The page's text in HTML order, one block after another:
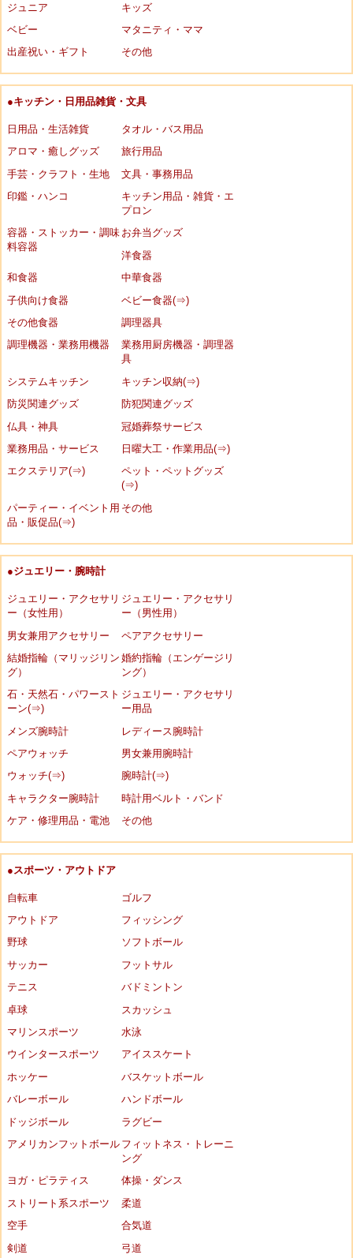
ジュニア
キッズ
ベビー
マタニティ・ママ
出産祝い・ギフト
その他
●キッチン・日用品雑貨・文具
日用品・生活雑貨
タオル・バス用品
アロマ・癒しグッズ
旅行用品
手芸・クラフト・生地
文具・事務用品
印鑑・ハンコ
キッチン用品・雑貨・エ
プロン
容器・ストッカー・調味
料容器
お弁当グッズ
洋食器
和食器
中華食器
子供向け食器
ベビー食器(⇒)
その他食器
調理器具
調理機器・業務用機器
業務用厨房機器・調理器
具
システムキッチン
キッチン収納(⇒)
防災関連グッズ
防犯関連グッズ
仏具・神具
冠婚葬祭サービス
業務用品・サービス
日曜大工・作業用品(⇒)
エクステリア(⇒)
ペット・ペットグッズ
(⇒)
パーティー・イベント用
品・販促品(⇒)
その他
●ジュエリー・腕時計
ジュエリー・アクセサリ
ー（女性用）
ジュエリー・アクセサリ
ー（男性用）
男女兼用アクセサリー
ペアアクセサリー
結婚指輪（マリッジリン
グ）
婚約指輪（エンゲージリ
ング）
石・天然石・パワースト
ーン(⇒)
ジュエリー・アクセサリ
ー用品
メンズ腕時計
レディース腕時計
ペアウォッチ
男女兼用腕時計
ウォッチ(⇒)
腕時計(⇒)
キャラクター腕時計
時計用ベルト・バンド
ケア・修理用品・電池
その他
●スポーツ・アウトドア
自転車
ゴルフ
アウトドア
フィッシング
野球
ソフトボール
サッカー
フットサル
テニス
バドミントン
卓球
スカッシュ
マリンスポーツ
水泳
ウインタースポーツ
アイススケート
ホッケー
バスケットボール
バレーボール
ハンドボール
ドッジボール
ラグビー
アメリカンフットボール フィットネス・トレーニ
ング
ヨガ・ピラティス
体操・ダンス
ストリート系スポーツ
柔道
空手
合気道
剣道
弓道